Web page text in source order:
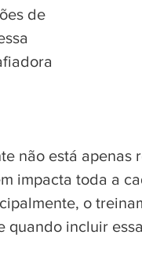
de
não está apenas
impacta toda a
o
quando incluir